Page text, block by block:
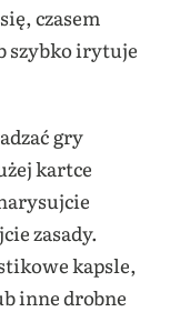
czasem
szybko irytuje
gry
kartce
zasady.
kapsle,
inne drobne